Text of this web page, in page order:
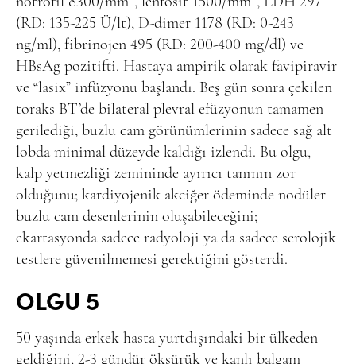
(RD: 135-225 Ü/lt), D-dimer 1178 (RD: 0-243
ng/ml), fibrinojen 495 (RD: 200-400 mg/dl) ve
HBsAg pozitifti. Hastaya ampirik olarak favipiravir
ve “lasix” infüzyonu başlandı. Beş gün sonra çekilen
toraks BT’de bilateral plevral efüzyonun tamamen
gerilediği, buzlu cam görünümlerinin sadece sağ alt
lobda minimal düzeyde kaldığı izlendi. Bu olgu,
kalp yetmezliği zemininde ayırıcı tanının zor
olduğunu; kardiyojenik akciğer ödeminde nodüler
buzlu cam desenlerinin oluşabileceğini;
ekartasyonda sadece radyoloji ya da sadece serolojik
testlere güvenilmemesi gerektiğini gösterdi.
OLGU 5
50 yaşında erkek hasta yurtdışındaki bir ülkeden
geldiğini, 2-3 gündür öksürük ve kanlı balgam